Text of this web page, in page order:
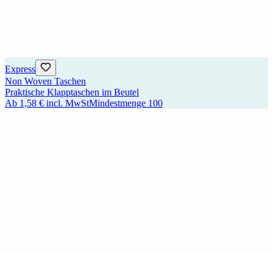
Express
Non Woven Taschen
Praktische Klapptaschen im Beutel
Ab 1,58 € incl. MwStMindestmenge 100